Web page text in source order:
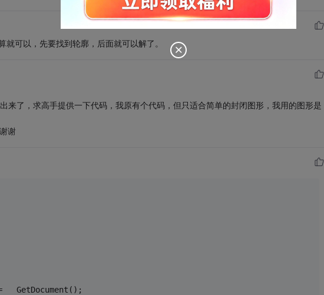
可以，先要找到轮廓，后面就可以解了。
来了，求高手提供一下代码，我原有个代码，但只适合简单的封闭图形，我用的图形是
谢
GetDocument();